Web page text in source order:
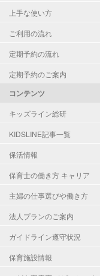
上手な使い方
ご利用の流れ
定期予約の流れ
定期予約のご案内
コンテンツ
キッズライン総研
KIDSLINE記事一覧
保活情報
保育士の働き方 キャリア
主婦の仕事選びや働き方
法人プランのご案内
ガイドライン遵守状況
保育施設情報